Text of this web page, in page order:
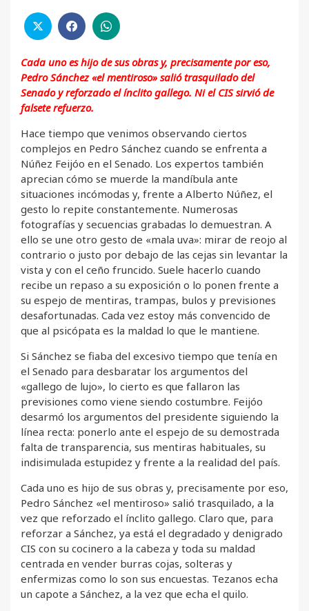
Cada uno es hijo de sus obras y, precisamente por eso,
Pedro Sánchez «el mentiroso» salió trasquilado del
Senado y reforzado el ínclito gallego. Ni el CIS sirvió de
falsete refuerzo.
Hace tiempo que venimos observando ciertos
complejos en Pedro Sánchez cuando se enfrenta a
Núñez Feijóo en el Senado. Los expertos también
aprecian cómo se muerde la mandíbula ante
situaciones incómodas y, frente a Alberto Núñez, el
gesto lo repite constantemente. Numerosas
fotografías y secuencias grabadas lo demuestran. A
ello se une otro gesto de «mala uva»: mirar de reojo al
contrario o justo por debajo de las cejas sin levantar la
vista y con el ceño fruncido. Suele hacerlo cuando
recibe un repaso a su exposición o lo ponen frente a
su espejo de mentiras, trampas, bulos y previsiones
desafortunadas. Cada vez estoy más convencido de
que al psicópata es la maldad lo que le mantiene.
Si Sánchez se fiaba del excesivo tiempo que tenía en
el Senado para desbaratar los argumentos del
«gallego de lujo», lo cierto es que fallaron las
previsiones como viene siendo costumbre. Feijóo
desarmó los argumentos del presidente siguiendo la
línea recta: ponerlo ante el espejo de su demostrada
falta de transparencia, sus mentiras habituales, su
indisimulada estupidez y frente a la realidad del país.
Cada uno es hijo de sus obras y, precisamente por eso,
Pedro Sánchez «el mentiroso» salió trasquilado, a la
vez que reforzado el ínclito gallego. Claro que, para
reforzar a Sánchez, ya está el degradado y denigrado
CIS con su cocinero a la cabeza y toda su maldad
centrada en vender burras cojas, solteras y
enfermizas como lo son sus encuestas. Tezanos echa
un capote a Sánchez, a la vez que echa el quilo.